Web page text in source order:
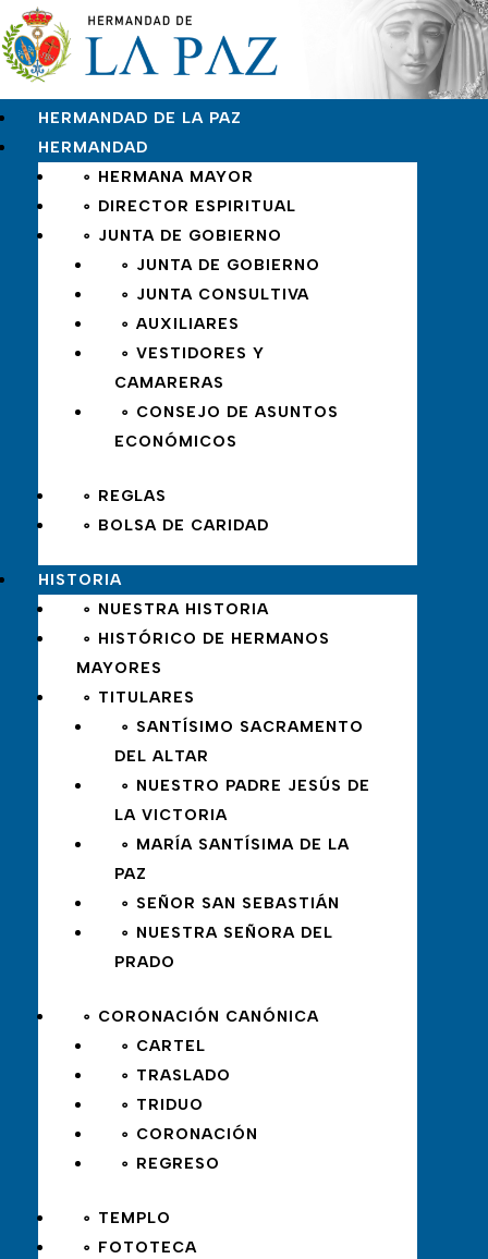
HERMANDAD DE LA PAZ
HERMANDAD
∘ HERMANA MAYOR
∘ DIRECTOR ESPIRITUAL
∘ JUNTA DE GOBIERNO
∘ JUNTA DE GOBIERNO
∘ JUNTA CONSULTIVA
∘ AUXILIARES
∘ VESTIDORES Y
CAMARERAS
∘ CONSEJO DE ASUNTOS
ECONÓMICOS
∘ REGLAS
∘ BOLSA DE CARIDAD
HISTORIA
∘ NUESTRA HISTORIA
∘ HISTÓRICO DE HERMANOS
MAYORES
∘ TITULARES
∘ SANTÍSIMO SACRAMENTO
DEL ALTAR
∘ NUESTRO PADRE JESÚS DE
LA VICTORIA
∘ MARÍA SANTÍSIMA DE LA
PAZ
∘ SEÑOR SAN SEBASTIÁN
∘ NUESTRA SEÑORA DEL
PRADO
∘ CORONACIÓN CANÓNICA
∘ CARTEL
∘ TRASLADO
∘ TRIDUO
∘ CORONACIÓN
∘ REGRESO
∘ TEMPLO
∘ FOTOTECA